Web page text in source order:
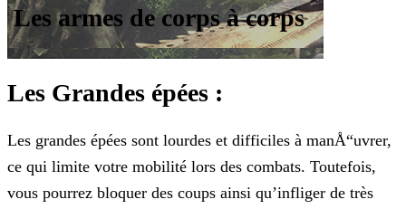
Les armes de corps à corps
Les Grandes épées :
Les grandes épées sont lourdes et difficiles à manÅ“uvrer,
ce qui limite votre mobilité lors des combats. Toutefois,
vous pourrez bloquer des coups ainsi qu’infliger de très